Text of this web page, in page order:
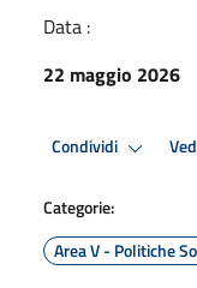
Data :
22 maggio 2026
Condividi
Categorie:
Area V - Politiche